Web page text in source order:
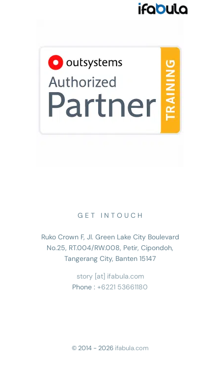
G E T I N T O U C H
Ruko Crown F, Jl. Green Lake City Boulevard
No.25, RT.004/RW.008, Petir, Cipondoh,
Tangerang City, Banten 15147
story [at] ifabula.com
Phone : +6221 53661180
© 2014 - 2026 ifabula.com